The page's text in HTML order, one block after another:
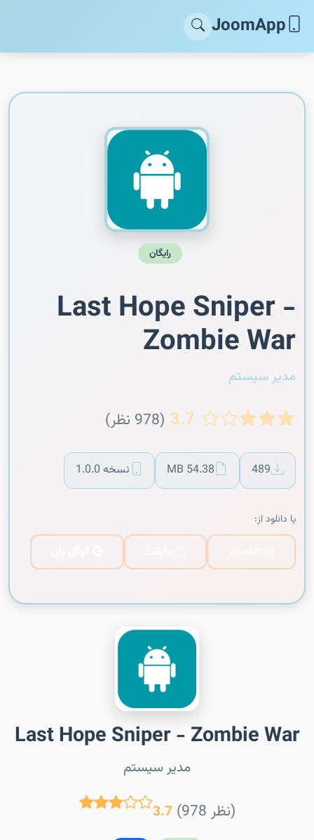
JoomApp
رایگان
Last Hope Sniper -
Zombie War
مدیر سیستم
3.7 (978 نظر)
489
54.38 MB نسخه 1.0.0
یا دانلود از:
Last Hope Sniper - Zombie War
مدیر سیستم
3.7 (978 نظر)